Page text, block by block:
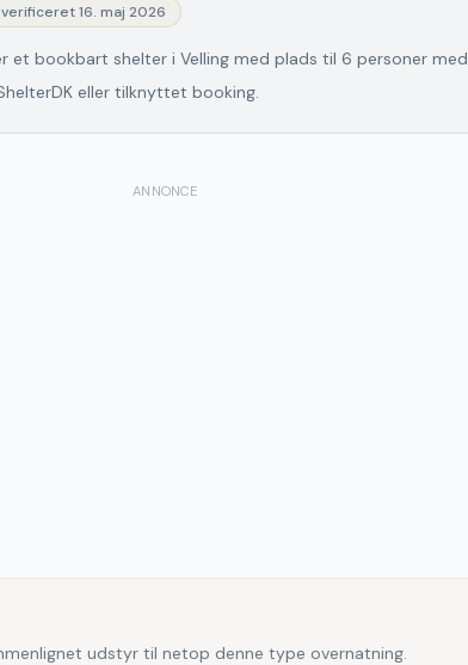
verificeret16. maj 2026
et bookbart shelter i Velling med plads til 6 personer med
eller tilknyttet booking.
ANNONCE
udstyr til netop denne type overnatning.